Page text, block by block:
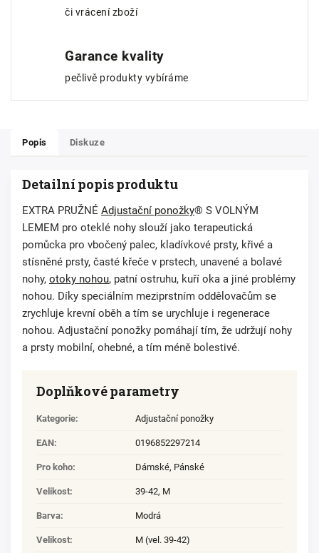
či vrácení zboží
Garance kvality
pečlivě produkty vybíráme
Popis Diskuze
Detailní popis produktu
EXTRA PRUŽNÉ Adjustační ponožky® S VOLNÝM
LEMEM pro oteklé nohy slouží jako terapeutická
pomůcka pro vbočený palec, kladívkové prsty, křivé a
stísněné prsty, časté křeče v prstech, unavené a bolavé
nohy, otoky nohou, patní ostruhu, kuří oka a jiné problémy
nohou. Díky speciálním meziprstním oddělovačům se
zrychluje krevní oběh a tím se urychluje i regenerace
nohou. Adjustační ponožky pomáhají tím, že udržují nohy
a prsty mobilní, ohebné, a tím méně bolestivé.
Doplňkové parametry
Kategorie: Adjustační ponožky
EAN: 0196852297214
Pro koho: Dámské, Pánské
Velikost: 39-42, M
Barva: Modrá
Velikost: M (vel. 39-42)